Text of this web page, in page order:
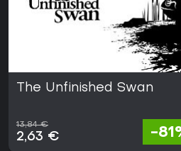
The Unfinished Swan
13,84 €
2,63 € -